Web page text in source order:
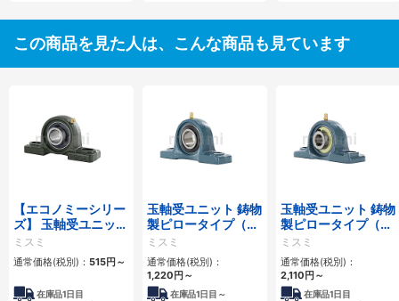
この商品を見た人は、こんな商品も見ています
【エコノミーシリー
ズ】 玉軸受ユニッ
ト －ピロータイプ
（鋳物）－
ミスミ
通常価格(税別)： 515円 ～
在庫品1日目
玉軸受ユニット 鋳物
製ピロータイプ（テ
ーパ穴タイプ）
ミスミ
通常価格(税別)：
1,220円 ～
在庫品1日目～
玉軸受ユニット 鋳物
製ピロータイプ（耐
熱用）
ミスミ
通常価格(税別)：
2,110円 ～
在庫品1日目